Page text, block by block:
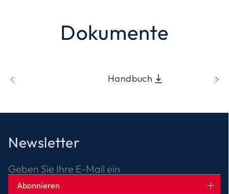
Dokumente
Handbuch
Newsletter
Geben Sie Ihre E-Mail ein
Abonnieren